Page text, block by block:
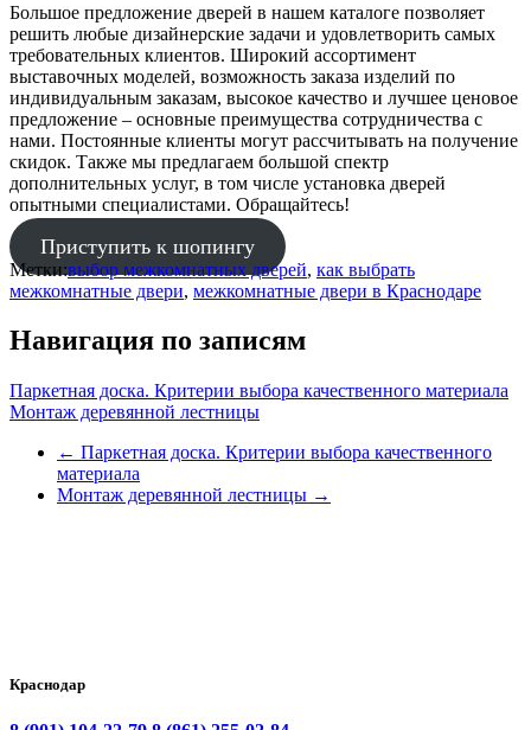
Большое предложение дверей в нашем каталоге позволяет
решить любые дизайнерские задачи и удовлетворить самых
требовательных клиентов. Широкий ассортимент
выставочных моделей, возможность заказа изделий по
индивидуальным заказам, высокое качество и лучшее ценовое
предложение – основные преимущества сотрудничества с
нами. Постоянные клиенты могут рассчитывать на получение
скидок. Также мы предлагаем большой спектр
дополнительных услуг, в том числе установка дверей
опытными специалистами. Обращайтесь!
Приступить к шопингу
Метки:выбор межкомнатных дверей, как выбрать
межкомнатные двери, межкомнатные двери в Краснодаре
Навигация по записям
Паркетная доска. Критерии выбора качественного материала
Монтаж деревянной лестницы
← Паркетная доска. Критерии выбора качественного
материала
Монтаж деревянной лестницы →
Краснодар